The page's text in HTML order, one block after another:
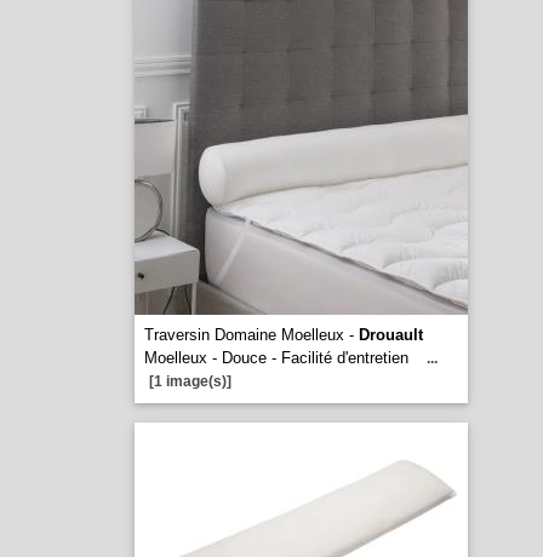
Traversin Domaine Moelleux - Drouault
Moelleux - Douce - Facilité d'entretien
...
[1 image(s)]